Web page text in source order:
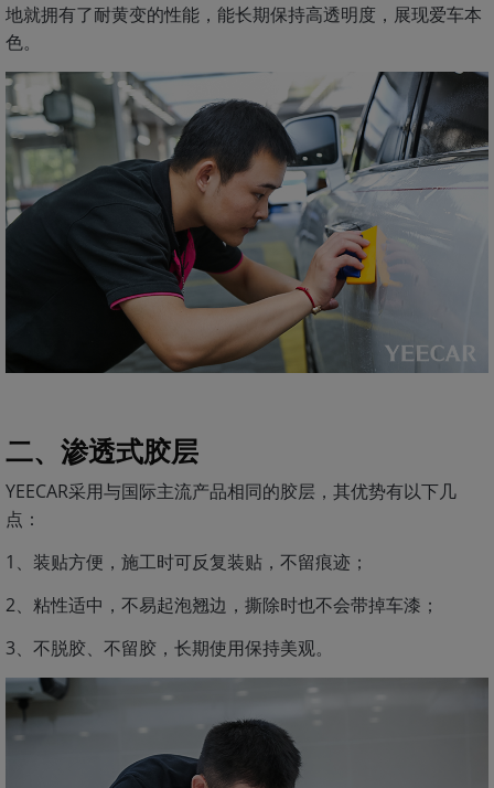
地就拥有了耐黄变的性能，能长期保持高透明度，展现爱车本
色。
二、渗透式胶层
YEECAR采用与国际主流产品相同的胶层，其优势有以下几
点：
1、装贴方便，施工时可反复装贴，不留痕迹；
2、粘性适中，不易起泡翘边，撕除时也不会带掉车漆；
3、不脱胶、不留胶，长期使用保持美观。